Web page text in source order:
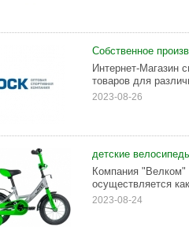
Собственное
Интернет-Магазин
товаров для
2023-08-26
детские
Компания "Велком"
осуществляется
2023-08-24